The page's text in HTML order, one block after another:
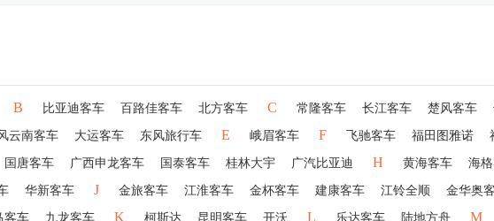
B 比亚迪客车 百路佳客车 北方客车 C 常隆客车 长江客车 楚风客车
云南客车 大运客车 东风旅行车 E 峨眉客车 F 飞驰客车 福田图雅诺
国唐客车 广西申龙客车 国泰客车 桂林大宇 广汽比亚迪 H 黄海客车 海
华新客车 J 金旅客车 江淮客车 金杯客车 建康客车 江铃全顺 金华奥
客车 九龙客车 K 柯斯达 昆明客车 开沃 L 乐达客车 陆地方舟 M